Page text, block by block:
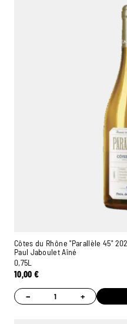
Côtes du Rhône "Parallèle 45"
Paul Jaboulet Aîné
0,75L
10,00€
− +